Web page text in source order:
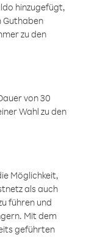
hinzugefügt,
Guthaben
zu den
von 30
Wahl zu den
Möglichkeit,
als auch
führen und
Mit dem
geführten